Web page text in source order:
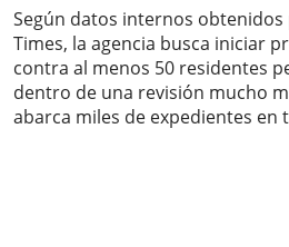
Según datos internos
Times, la agencia busca iniciar
contra al menos 50 residentes
dentro de una revisión mucho
abarca miles de expedientes en